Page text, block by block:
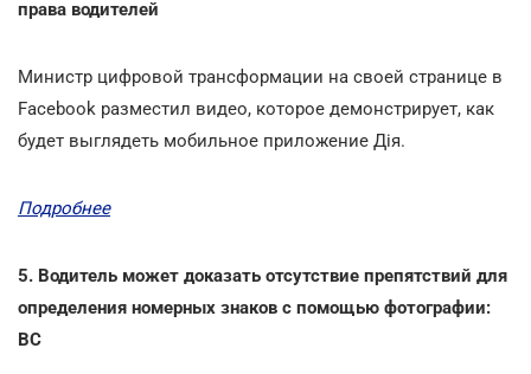
права водителей
Министр цифровой трансформации на своей странице в
Facebook разместил видео, которое демонстрирует, как
будет выглядеть мобильное приложение Дія.
Подробнее
5. Водитель может доказать отсутствие препятствий для
определения номерных знаков с помощью фотографии:
ВС